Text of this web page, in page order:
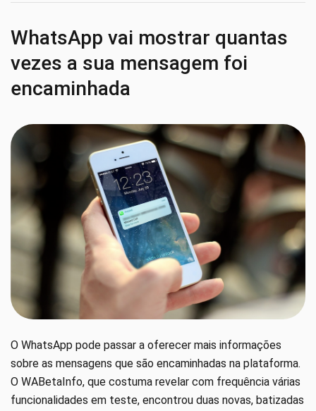
WhatsApp vai mostrar quantas
vezes a sua mensagem foi
encaminhada
O WhatsApp pode passar a oferecer mais informações
sobre as mensagens que são encaminhadas na plataforma.
O WABetaInfo, que costuma revelar com frequência várias
funcionalidades em teste, encontrou duas novas, batizadas